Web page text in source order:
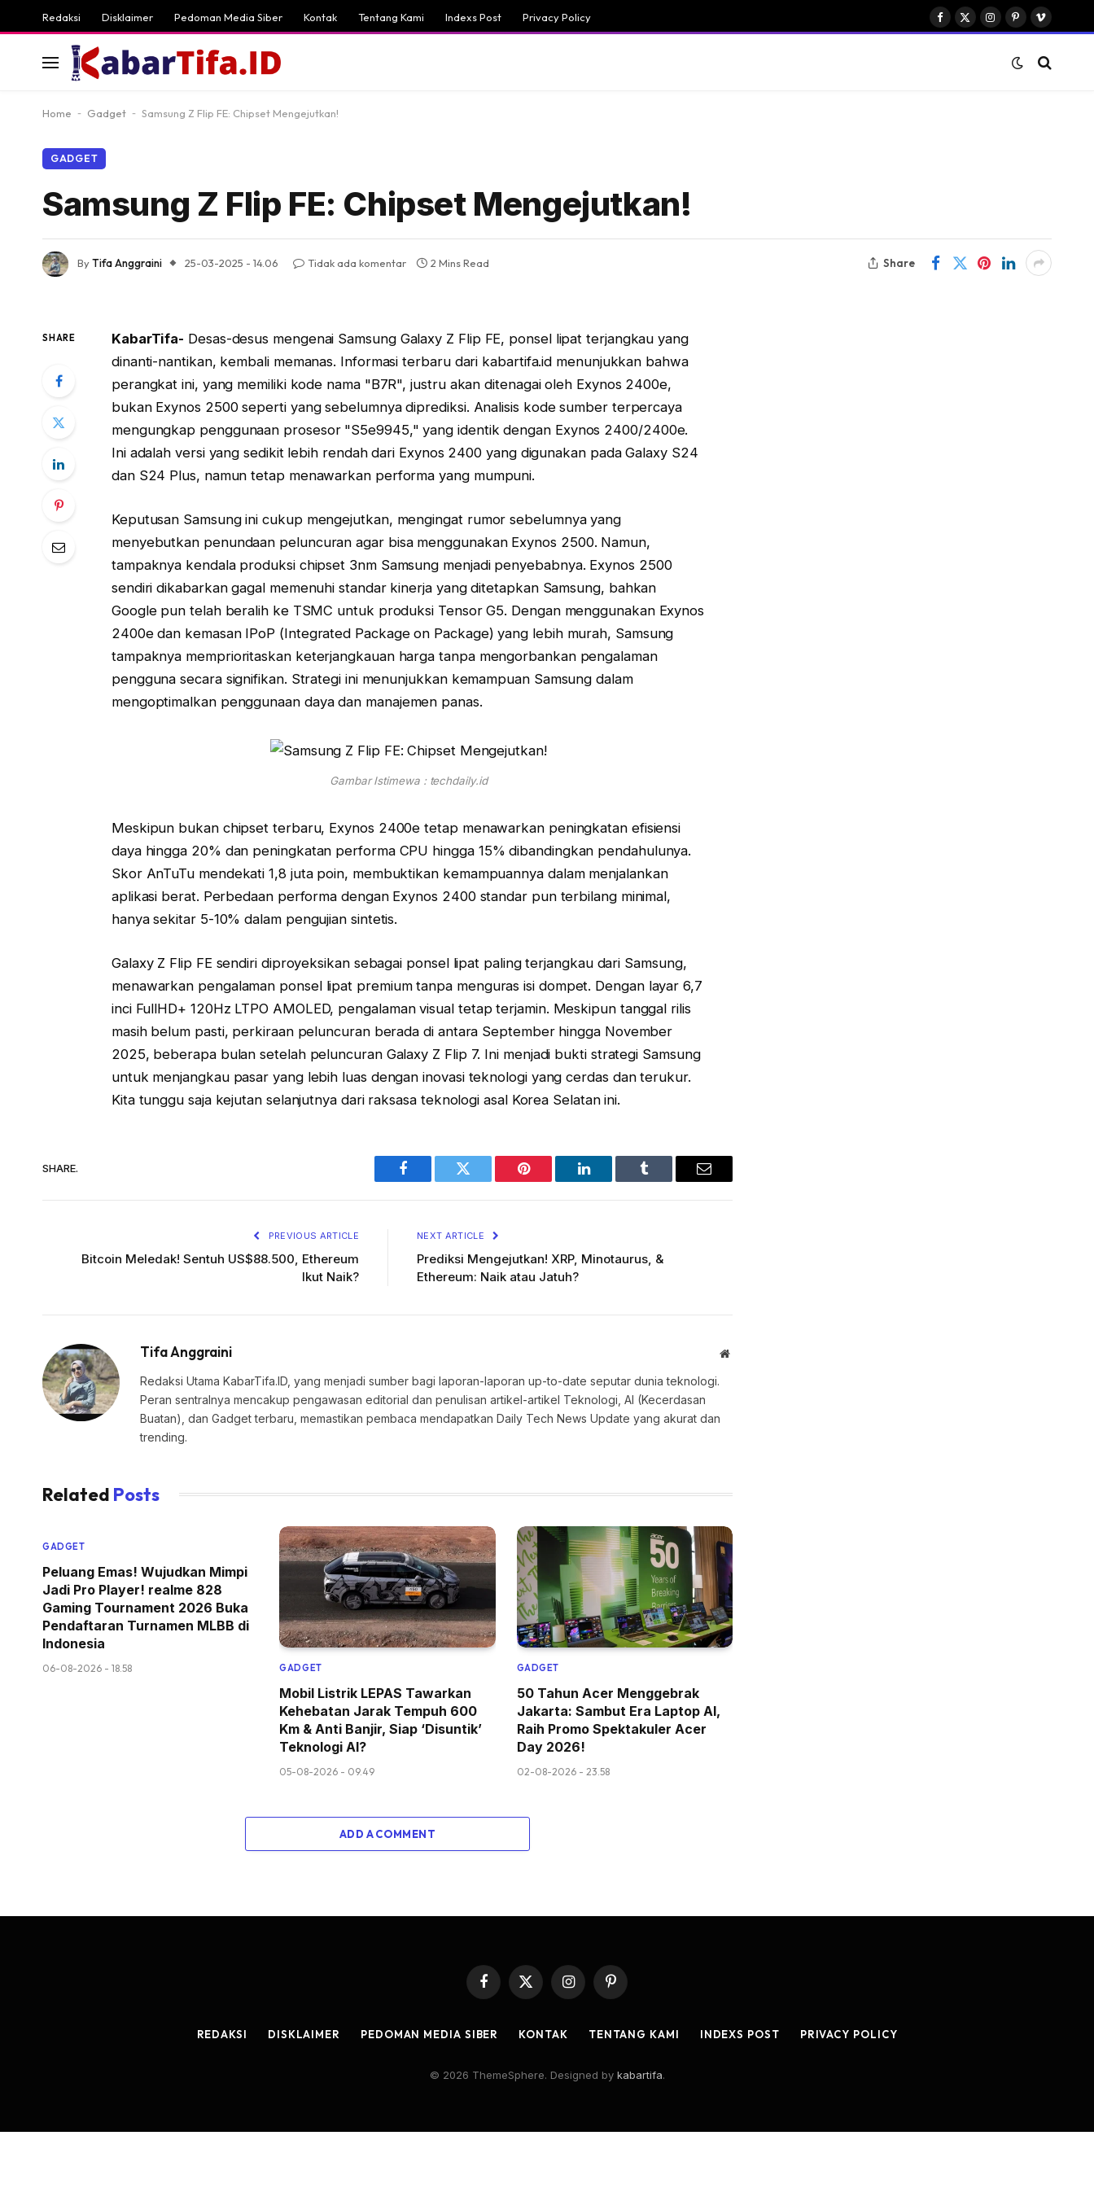
Redaksi Disklaimer Pedoman Media Siber Kontak Tentang Kami Indexs Post Privacy Policy
Facebook
X
Instagram
PinterestVimeo
Home - Gadget - Samsung Z Flip FE: Chipset Mengejutkan!
GADGET
Samsung Z Flip FE: Chipset Mengejutkan!
ByTifa Anggraini 25-03-2025 - 14.06 Tidak ada komentar 2 Mins Read Share
SHARE KabarTifa- Desas-desus mengenai Samsung Galaxy Z Flip FE, ponsel lipat terjangkau yang
dinanti-nantikan, kembali memanas. Informasi terbaru dari kabartifa.id menunjukkan bahwa
perangkat ini, yang memiliki kode nama "B7R", justru akan ditenagai oleh Exynos 2400e,
bukan Exynos 2500 seperti yang sebelumnya diprediksi. Analisis kode sumber terpercaya
mengungkap penggunaan prosesor "S5e9945," yang identik dengan Exynos 2400/2400e.
Ini adalah versi yang sedikit lebih rendah dari Exynos 2400 yang digunakan pada Galaxy S24
dan S24 Plus, namun tetap menawarkan performa yang mumpuni.
Keputusan Samsung ini cukup mengejutkan, mengingat rumor sebelumnya yang
menyebutkan penundaan peluncuran agar bisa menggunakan Exynos 2500. Namun,
tampaknya kendala produksi chipset 3nm Samsung menjadi penyebabnya. Exynos 2500
sendiri dikabarkan gagal memenuhi standar kinerja yang ditetapkan Samsung, bahkan
Google pun telah beralih ke TSMC untuk produksi Tensor G5. Dengan menggunakan Exynos
2400e dan kemasan IPoP (Integrated Package on Package) yang lebih murah, Samsung
tampaknya memprioritaskan keterjangkauan harga tanpa mengorbankan pengalaman
pengguna secara signifikan. Strategi ini menunjukkan kemampuan Samsung dalam
mengoptimalkan penggunaan daya dan manajemen panas.
Gambar Istimewa : techdaily.id
Meskipun bukan chipset terbaru, Exynos 2400e tetap menawarkan peningkatan efisiensi
daya hingga 20% dan peningkatan performa CPU hingga 15% dibandingkan pendahulunya.
Skor AnTuTu mendekati 1,8 juta poin, membuktikan kemampuannya dalam menjalankan
aplikasi berat. Perbedaan performa dengan Exynos 2400 standar pun terbilang minimal,
hanya sekitar 5-10% dalam pengujian sintetis.
Galaxy Z Flip FE sendiri diproyeksikan sebagai ponsel lipat paling terjangkau dari Samsung,
menawarkan pengalaman ponsel lipat premium tanpa menguras isi dompet. Dengan layar 6,7
inci FullHD+ 120Hz LTPO AMOLED, pengalaman visual tetap terjamin. Meskipun tanggal rilis
masih belum pasti, perkiraan peluncuran berada di antara September hingga November
2025, beberapa bulan setelah peluncuran Galaxy Z Flip 7. Ini menjadi bukti strategi Samsung
untuk menjangkau pasar yang lebih luas dengan inovasi teknologi yang cerdas dan terukur.
Kita tunggu saja kejutan selanjutnya dari raksasa teknologi asal Korea Selatan ini.
SHARE.
Facebook Twitter Pinterest LinkedIn Tumblr Email
PREVIOUS ARTICLE
Bitcoin Meledak! Sentuh US$88.500, Ethereum
Ikut Naik?
NEXT ARTICLE
Prediksi Mengejutkan! XRP, Minotaurus, &
Ethereum: Naik atau Jatuh?
Tifa Anggraini Website
Redaksi Utama KabarTifa.ID, yang menjadi sumber bagi laporan-laporan up-to-date seputar dunia teknologi.
Peran sentralnya mencakup pengawasan editorial dan penulisan artikel-artikel Teknologi, AI (Kecerdasan
Buatan), dan Gadget terbaru, memastikan pembaca mendapatkan Daily Tech News Update yang akurat dan
trending.
Related Posts
GADGET
Peluang Emas! Wujudkan Mimpi
Jadi Pro Player! realme 828
Gaming Tournament 2026 Buka
Pendaftaran Turnamen MLBB di
Indonesia
06-08-2026 - 18.58 GADGET
Mobil Listrik LEPAS Tawarkan
Kehebatan Jarak Tempuh 600
Km & Anti Banjir, Siap ‘Disuntik’
Teknologi AI?
05-08-2026 - 09.49
GADGET
50 Tahun Acer Menggebrak
Jakarta: Sambut Era Laptop AI,
Raih Promo Spektakuler Acer
Day 2026!
02-08-2026 - 23.58
ADD A COMMENT
Facebook
X
(Twitter)
InstagramPinterest
REDAKSI DISKLAIMER PEDOMAN MEDIA SIBER KONTAK TENTANG KAMI INDEXS POST PRIVACY POLICY
© 2026 ThemeSphere. Designed by kabartifa.